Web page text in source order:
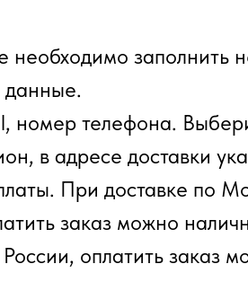
необходимо заполнить
данные.
номер телефона.
в адресе доставки
При доставке по
заказ можно
оплатить заказ